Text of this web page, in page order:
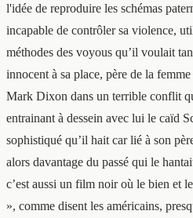
l'idée de reproduire les schémas
incapable de contrôler sa violence,
méthodes des voyous qu’il voulait
innocent à sa place, père de la
Mark Dixon dans un terrible conflit
entrainant à dessein avec lui le caïd
sophistiqué qu’il hait car lié à son
alors davantage du passé qui le
c’est aussi un film noir où le bien et
», comme disent les américains,